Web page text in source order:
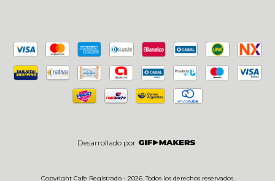
Desarrollado por
Copyright Cafe Registrado - 2026. Todos los derechos reservados.